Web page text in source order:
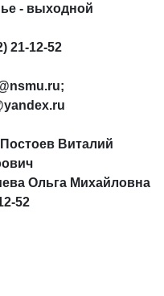
- выходной
21-12-52
nsmu.ru;
Виталий
Ольга Михайловна
52